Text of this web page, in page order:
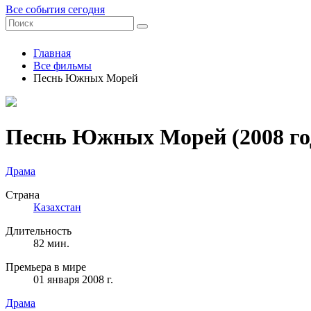
Все события сегодня
Главная
Все фильмы
Песнь Южных Морей
Песнь Южных Морей (2008
Драма
Страна
Казахстан
Длительность
82 мин.
Премьера в мире
01 января 2008 г.
Драма